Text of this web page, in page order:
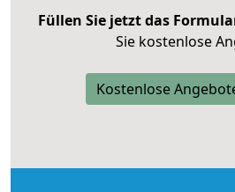
Füllen Sie jetzt das
Sie kostenlose
Kostenlose